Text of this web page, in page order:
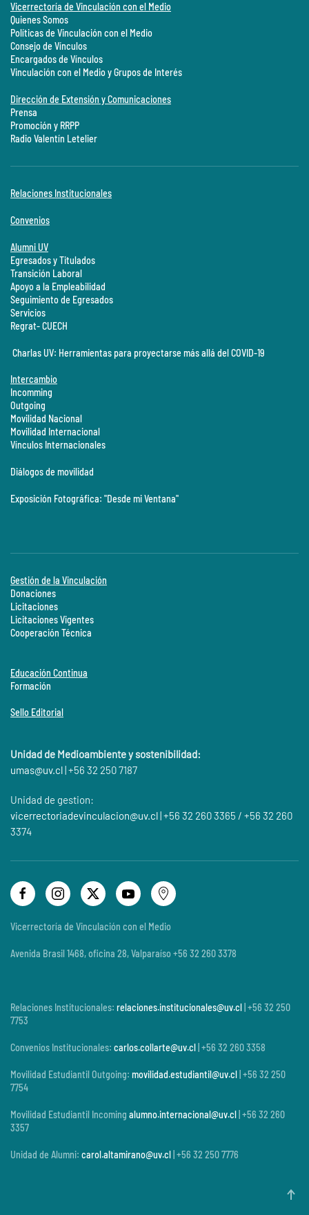
Vicerrectoría de Vinculación con el Medio
Quienes Somos
Políticas de Vinculación con el Medio
Consejo de Vínculos
Encargados de Vínculos
Vinculación con el Medio y Grupos de Interés
Dirección de Extensión y Comunicaciones
Prensa
Promoción y RRPP
Radio Valentín Letelier
Relaciones Institucionales
Convenios
Alumni UV
Egresados y Titulados
Transición Laboral
Apoyo a la Empleabilidad
Seguimiento de Egresados
Servicios
Regrat- CUECH
Charlas UV: Herramientas para proyectarse más allá del COVID-19
Intercambio
Incomming
Outgoing
Movilidad Nacional
Movilidad Internacional
Vínculos Internacionales
Diálogos de movilidad
Exposición Fotográfica: "Desde mi Ventana"
Gestión de la Vinculación
Donaciones
Licitaciones
Licitaciones Vigentes
Cooperación Técnica
Educación Continua
Formación
Sello Editorial
Unidad de Medioambiente y sostenibilidad:
umas@uv.cl| +56 32 250 7187
Unidad de gestion:
vicerrectoriadevinculacion@uv.cl| +56 32 260 3365 / +56 32 260
3374
Vicerrectoría de Vinculación con el Medio
Avenida Brasil 1468, oficina 28, Valparaíso +56 32 260 3378
Relaciones Institucionales: relaciones.institucionales@uv.cl | +56 32 250
7753
Convenios Institucionales: carlos.collarte@uv.cl | +56 32 260 3358
Movilidad Estudiantil Outgoing: movilidad.estudiantil@uv.cl | +56 32 250
7754
Movilidad Estudiantil Incoming alumno.internacional@uv.cl | +56 32 260
3357
Unidad de Alumni: carol.altamirano@uv.cl | +56 32 250 7776